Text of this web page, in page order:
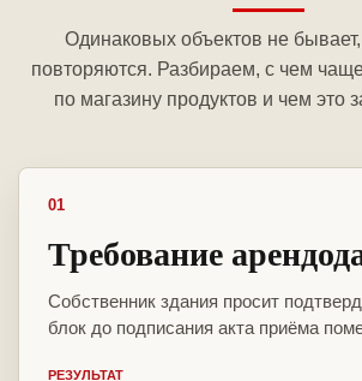
Одинаковых объектов не
повторяются. Разбираем, с чем
по магазину продуктов и чем это
01
Требование
Собственник здания просит
блок до подписания акта приёма
РЕЗУЛЬТАТ